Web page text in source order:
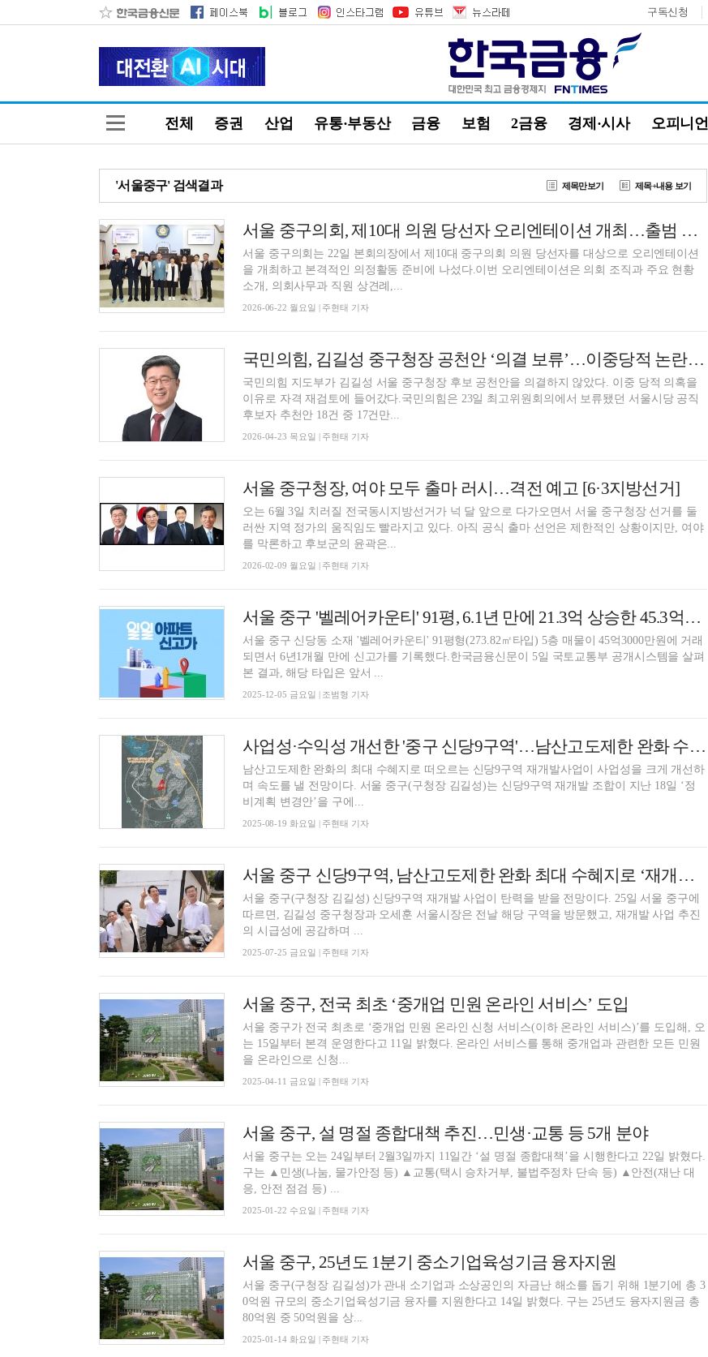
구독신청
전체 증권 산업 유통·부동산 금융 보험 2금융 경제·시사 오피니언
'서울중구' 검색결과 제목만보기 제목+내용 보기
서울 중구의회, 제10대 의원 당선자 오리엔테이션 개최…출범 준비 돌입
서울 중구의회는 22일 본회의장에서 제10대 중구의회 의원 당선자를 대상으로 오리엔테이션
을 개최하고 본격적인 의정활동 준비에 나섰다.이번 오리엔테이션은 의회 조직과 주요 현황
소개, 의회사무과 직원 상견례,...
2026-06-22 월요일 | 주현태 기자
국민의힘, 김길성 중구청장 공천안 ‘의결 보류’…이중당적 논란 재점화 [6·3 지방선거]
국민의힘 지도부가 김길성 서울 중구청장 후보 공천안을 의결하지 않았다. 이중 당적 의혹을
이유로 자격 재검토에 들어갔다.국민의힘은 23일 최고위원회의에서 보류됐던 서울시당 공직
후보자 추천안 18건 중 17건만...
2026-04-23 목요일 | 주현태 기자
서울 중구청장, 여야 모두 출마 러시…격전 예고 [6·3지방선거]
오는 6월 3일 치러질 전국동시지방선거가 넉 달 앞으로 다가오면서 서울 중구청장 선거를 둘
러싼 지역 정가의 움직임도 빨라지고 있다. 아직 공식 출마 선언은 제한적인 상황이지만, 여야
를 막론하고 후보군의 윤곽은...
2026-02-09 월요일 | 주현태 기자
서울 중구 '벨레어카운티' 91평, 6.1년 만에 21.3억 상승한 45.3억원에 거래 [아파트 신고가]
서울 중구 신당동 소재 '벨레어카운티' 91평형(273.82㎡타입) 5층 매물이 45억3000만원에 거래
되면서 6년1개월 만에 신고가를 기록했다.한국금융신문이 5일 국토교통부 공개시스템을 살펴
본 결과, 해당 타입은 앞서 ...
2025-12-05 금요일 | 조범형 기자
사업성·수익성 개선한 '중구 신당9구역'…남산고도제한 완화 수혜지로 '눈길'
남산고도제한 완화의 최대 수혜지로 떠오르는 신당9구역 재개발사업이 사업성을 크게 개선하
며 속도를 낼 전망이다. 서울 중구(구청장 김길성)는 신당9구역 재개발 조합이 지난 18일 ‘정
비계획 변경안’을 구에...
2025-08-19 화요일 | 주현태 기자
서울 중구 신당9구역, 남산고도제한 완화 최대 수혜지로 ‘재개발 탄력’
서울 중구(구청장 김길성) 신당9구역 재개발 사업이 탄력을 받을 전망이다. 25일 서울 중구에
따르면, 김길성 중구청장과 오세훈 서울시장은 전날 해당 구역을 방문했고, 재개발 사업 추진
의 시급성에 공감하며 ...
2025-07-25 금요일 | 주현태 기자
서울 중구, 전국 최초 ‘중개업 민원 온라인 서비스’ 도입
서울 중구가 전국 최초로 ‘중개업 민원 온라인 신청 서비스(이하 온라인 서비스)’를 도입해, 오
는 15일부터 본격 운영한다고 11일 밝혔다. 온라인 서비스를 통해 중개업과 관련한 모든 민원
을 온라인으로 신청...
2025-04-11 금요일 | 주현태 기자
서울 중구, 설 명절 종합대책 추진…민생·교통 등 5개 분야
서울 중구는 오는 24일부터 2월3일까지 11일간 ‘설 명절 종합대책’을 시행한다고 22일 밝혔다.
구는 ▲민생(나눔, 물가안정 등) ▲교통(택시 승차거부, 불법주정차 단속 등) ▲안전(재난 대
응, 안전 점검 등) ...
2025-01-22 수요일 | 주현태 기자
서울 중구, 25년도 1분기 중소기업육성기금 융자지원
서울 중구(구청장 김길성)가 관내 소기업과 소상공인의 자금난 해소를 돕기 위해 1분기에 총 3
0억원 규모의 중소기업육성기금 융자를 지원한다고 14일 밝혔다. 구는 25년도 융자지원금 총
80억원 중 50억원을 상...
2025-01-14 화요일 | 주현태 기자